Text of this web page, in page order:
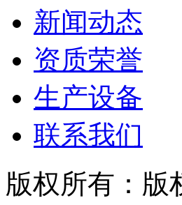
新闻动态
资质荣誉
生产设备
联系我们
版权所有：版